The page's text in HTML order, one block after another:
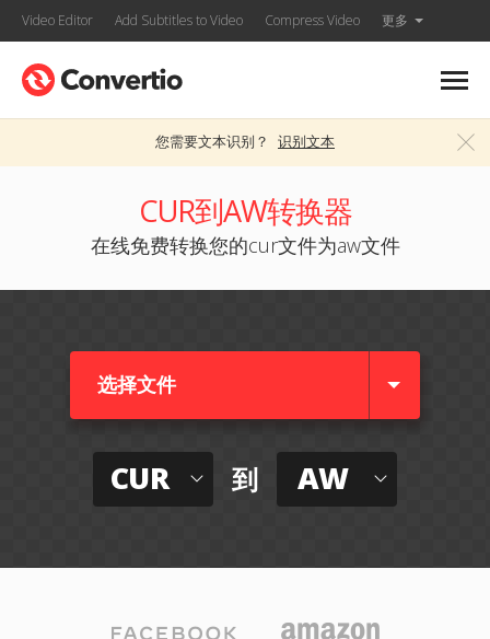
Video Editor Add Subtitles to Video Compress Video 更多
您需要文本识别？ 识别文本
CUR到AW转换器
在线免费转换您的cur文件为aw文件
选择文件
CUR 到 AW